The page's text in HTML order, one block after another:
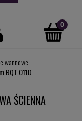
wannowe
BQT 011D
ŚCIENNA